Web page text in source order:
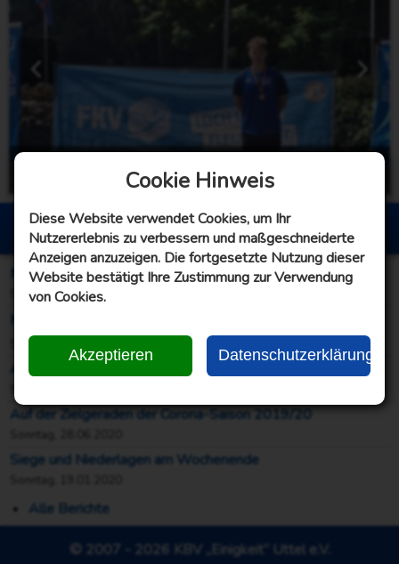
Cookie Hinweis
Diese Website verwendet Cookies, um Ihr
Nutzererlebnis zu verbessern und maßgeschneiderte
Anzeigen anzuzeigen. Die fortgesetzte Nutzung dieser
Website bestätigt Ihre Zustimmung zur Verwendung
von Cookies.
Akzeptieren Datenschutzerklärung
Berichte Bosselwoche
Sonntag, 04.10.2020
Sonntag, 27.09.2020
Ausgeglichener Start der Frauen in die Saison 2020/21
Auf der Zielgeraden der Corona-Saison 2019/20
Siege und Niederlagen am Wochenende
Alle Berichte
© 2007 - 2026 KBV „Einigkeit“ Uttel e.V.